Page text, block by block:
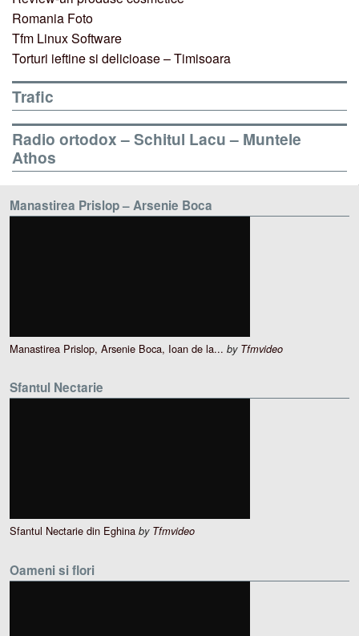
Romania Foto
Tfm Linux Software
Torturi ieftine si delicioase – Timisoara
Trafic
Radio ortodox – Schitul Lacu – Muntele
Athos
Manastirea Prislop – Arsenie Boca
Manastirea Prislop, Arsenie Boca, Ioan de la... by Tfmvideo
Sfantul Nectarie
Sfantul Nectarie din Eghina by Tfmvideo
Oameni si flori